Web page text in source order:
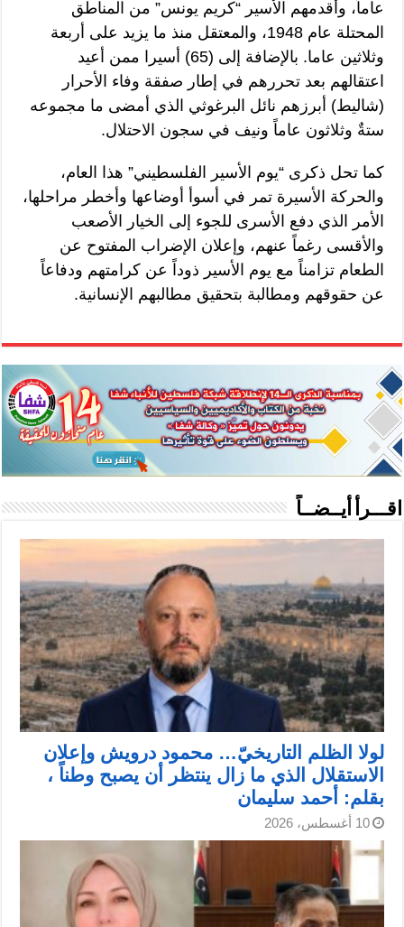
عاماً، وأقدمهم الأسير “كريم يونس” من المناطق
المحتلة عام 1948، والمعتقل منذ ما يزيد على أربعة
وثلاثين عاما. بالإضافة إلى (65) أسيرا ممن أعيد
اعتقالهم بعد تحررهم في إطار صفقة وفاء الأحرار
(شاليط) أبرزهم نائل البرغوثي الذي أمضى ما مجموعه
ستةٌ وثلاثون عاماً ونيف في سجون الاحتلال.
كما تحل ذكرى “يوم الأسير الفلسطيني” هذا العام،
والحركة الأسيرة تمر في أسوأ أوضاعها وأخطر مراحلها،
الأمر الذي دفع الأسرى للجوء إلى الخيار الأصعب
والأقسى رغماً عنهم، وإعلان الإضراب المفتوح عن
الطعام تزامناً مع يوم الأسير ذوداً عن كرامتهم ودفاعاً
عن حقوقهم ومطالبة بتحقيق مطالبهم الإنسانية.
اقـــرأ أيــضــاً
لولا الظلم التاريخيّ… محمود درويش وإعلان
الاستقلال الذي ما زال ينتظر أن يصبح وطناً ،
بقلم: أحمد سليمان
10 أغسطس، 2026